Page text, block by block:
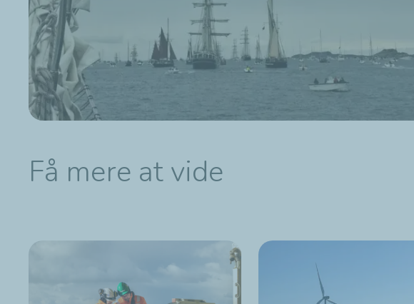
Få mere at vide